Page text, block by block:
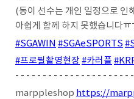
(동이 선수는 개인 일정으로 인
아쉽게 함께 하지 못했습니다ㅠ
#SGAWIN #SGAeSPORTS
#프로필촬영현장#카러플
- - - - - - - - - - - - - - - - - - - - -
marppleshop https://